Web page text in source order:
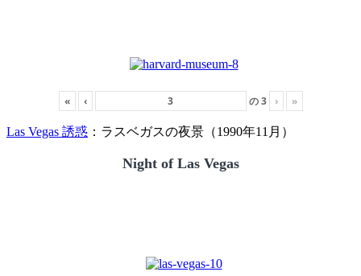
« ‹ の3 › »
Las Vegas 誘惑 ：ラスベガスの夜景（1990年11月）
Night of Las Vegas